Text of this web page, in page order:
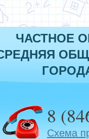
ЧАСТНОЕ
8
Схема